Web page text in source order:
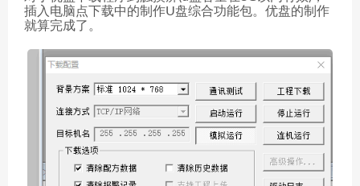
插入电脑点下载中的制作U盘综合功能包。优盘的制作
就算完成了。